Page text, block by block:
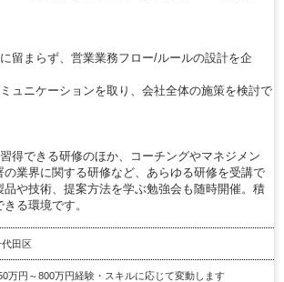
留まらず、営業業務フロー/ルールの設計を企
ュニケーションを取り、会社全体の施策を検討で
得できる研修のほか、コーチングやマネジメン
の業界に関する研修など、あらゆる研修を受講で
品や技術、提案方法を学ぶ勉強会も随時開催。積
る環境です。
代田区
万円～800万円経験・スキルに応じて変動します